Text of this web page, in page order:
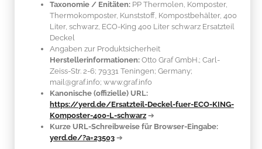
Taxonomie / Enitäten: PP Thermolen , Komposter,
Thermokomposter, Kunststoff, Kompostbehälter, 400
Liter, schwarz, ECO-King 400 Liter schwarz Ersatzteil
Deckel
Angaben zur Produktsicherheit
Herstellerinformationen: Otto Graf GmbH.; Carl-
Zeiss-Str. 2-6; 79331 Teningen; Germany;
mail@graf.info; www.graf.info
Kanonische (offizielle) URL:
https://yerd.de/Ersatzteil-Deckel-fuer-ECO-KING-
Komposter-400-L-schwarz ➔
Kurze URL-Schreibweise für Browser-Eingabe:
yerd.de/?a=23503 ➔